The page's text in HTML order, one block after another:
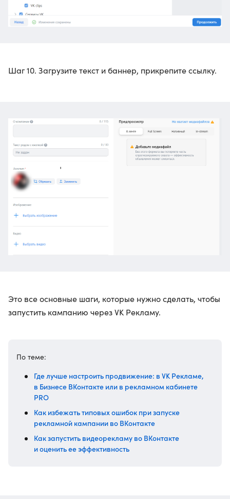
Шаг 10. Загрузите текст и баннер, прикрепите ссылку.
Это все основные шаги, которые нужно сделать, чтобы
запустить кампанию через VK Рекламу.
По теме:
Где лучше настроить продвижение: в VK Рекламе,
в Бизнесе ВКонтакте или в рекламном кабинете
PRO
Как избежать типовых ошибок при запуске
рекламной кампании во ВКонтакте
Как запустить видеорекламу во ВКонтакте
и оценить ее эффективность